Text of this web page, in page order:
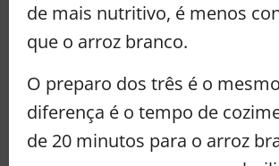
de mais nutritivo, é menos
que o arroz branco.
O preparo dos três é o
diferença é o tempo de
de 20 minutos para o arroz